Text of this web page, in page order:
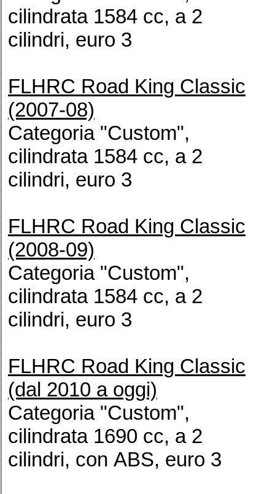
cilindrata 1584 cc, a 2
cilindri, euro 3
FLHRC Road King Classic
(2007-08)
Categoria "Custom",
cilindrata 1584 cc, a 2
cilindri, euro 3
FLHRC Road King Classic
(2008-09)
Categoria "Custom",
cilindrata 1584 cc, a 2
cilindri, euro 3
FLHRC Road King Classic
(dal 2010 a oggi)
Categoria "Custom",
cilindrata 1690 cc, a 2
cilindri, con ABS, euro 3